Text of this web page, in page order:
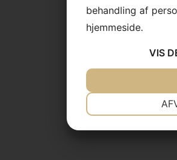
behandling af
hjemmeside.
VIS